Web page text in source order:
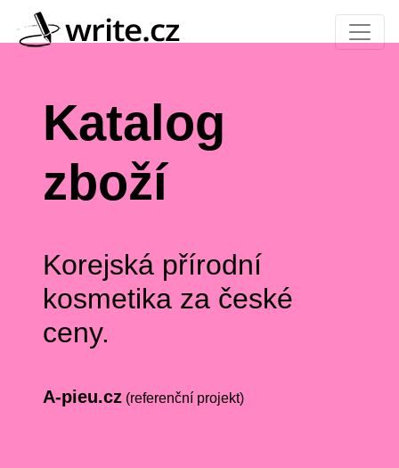
Katalog
zboží
Korejská přírodní
kosmetika za české
ceny.
A-pieu.cz (referenční projekt)